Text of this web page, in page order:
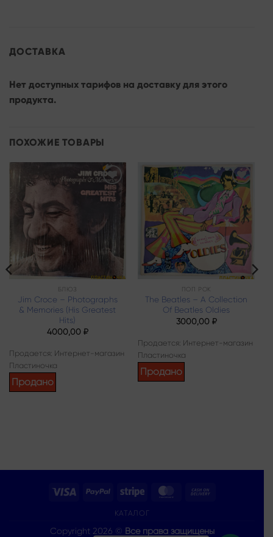
ДОСТАВКА
Нет доступных тарифов на доставку для этого
продукта.
ПОХОЖИЕ ТОВАРЫ
Add to
wishlist
БЛЮЗ
Jim Croce – Photographs
& Memories (His Greatest
Hits)
4000,00 ₽
Продается: Интернет-магазин
Пластиночка
Продано
Add to
wishlist
ПОП РОК
The Beatles – A Collection
Of Beatles Oldies
3000,00 ₽
Продается: Интернет-магазин
Пластиночка
Продано
Visa PayPal Stripe MasterCard
КАТАЛОГ
Copyright 2026 © Все права защищены